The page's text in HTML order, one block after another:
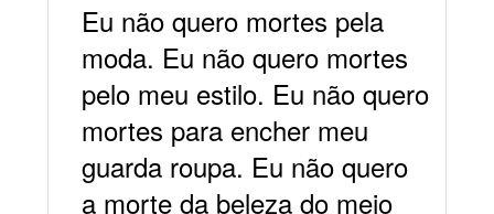
Eu não quero mortes pela
moda. Eu não quero mortes
pelo meu estilo. Eu não quero
mortes para encher meu
guarda roupa. Eu não quero
a morte da beleza do meio